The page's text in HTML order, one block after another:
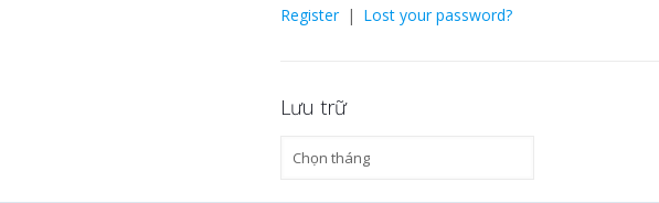
Register | Lost your password?
Lưu trữ
Lưu